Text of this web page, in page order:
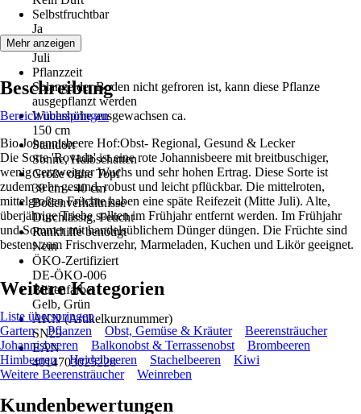
Selbstfruchtbar
Ja
Erntezeit
Juli
Pflanzzeit
Solange der Boden nicht gefroren ist, kann diese Pflanze
ausgepflanzt werden
Wuchshöhe ausgewachsen ca.
150 cm
Standort
Sonne, Halbschatten
Größe ohne Topf
30 cm - 40 cm
Bodenverhältnisse
Durchlässig, Feucht
Rankhilfe benötigt
Nein
ÖKO-Zertifiziert
DE-ÖKO-006
Blütenfarbe
Gelb, Grün
AKN (Artikelkurznummer)
SN29
EAN
4014703025228
Mehr anzeigen
Beschreibung
Bereich überspringen
Bio Johannisbeere Hof:Obst- Regional, Gesund & Lecker
Die Sorte 'Rovada' ist eine rote Johannisbeere mit breitbuschiger,
wenig verzweigter Wuchs und sehr hohen Ertrag. Diese Sorte ist
zudem sehr gesund, robust und leicht pflückbar. Die mittelroten,
mittelgroßen Früchte haben eine späte Reifezeit (Mitte Juli). Alte,
überjährige Triebe sollten im Frühjahr entfernt werden. Im Frühjahr
und Sommer mit handelsüblichem Dünger düngen. Die Früchte sind
bestens zum Frischverzehr, Marmeladen, Kuchen und Likör geeignet.
Weitere Kategorien
Liste überspringen
Garten
Pflanzen Obst, Gemüse & Kräuter
Beerensträucher
Johannisbeeren
Balkonobst & Terrassenobst
Brombeeren
Himbeeren
Heidelbeeren Stachelbeeren
Kiwi
Weitere Beerensträucher
Weinreben
Kundenbewertungen